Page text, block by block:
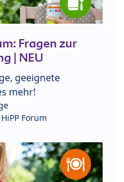
Fragen zur
| NEU
geeignete
mehr!
Forum